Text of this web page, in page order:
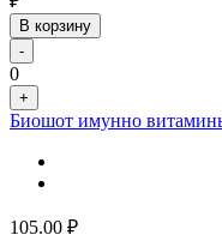
В корзину
-
0
+
Биошот имунно
105.00 ₽